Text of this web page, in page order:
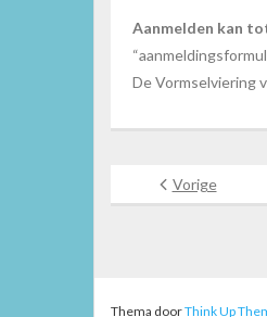
Aanmelden kan
De Vormselviering
Vorige
Thema doorThink Up